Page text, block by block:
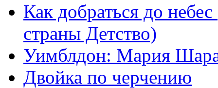
Как добраться до
страны Детство)
Уимблдон: Мария
Двойка по черчению